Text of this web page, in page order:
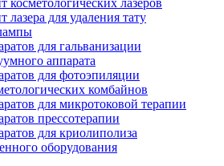
лазера для удаления тату
для гальванизации
аппарата
для фотоэпиляции
комбайнов
для микротоковой терапии
прессотерапии
для криолиполиза
оборудования